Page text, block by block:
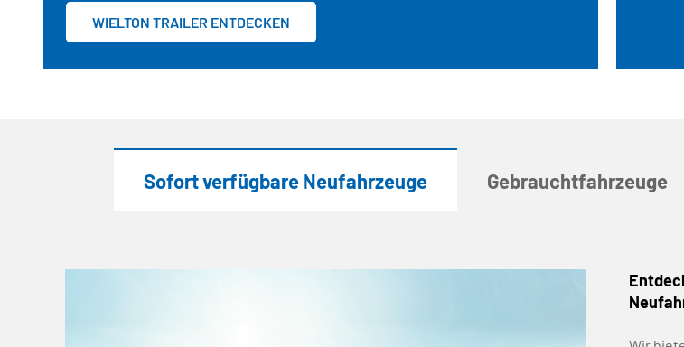
WIELTON TRAILER ENTDECKEN
Sofort verfügbare Neufahrzeuge Gebrauchtfahrzeuge